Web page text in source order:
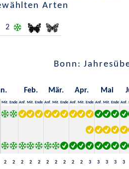
Arten
2
Bonn:
Feb. Mär. Apr. Mai
Mit. Ende Anf. Mit. Ende Anf. Mit. Ende Anf. Mit. Ende Anf. Mit. Ende Anf.
2 2 2 2 2 2 2 2 2 2 3 3 3 3 3